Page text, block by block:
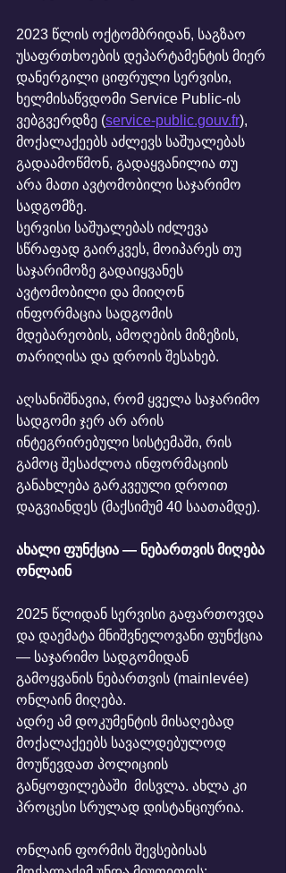
2023 წლის ოქტომბრიდან, საგზაო
უსაფრთხოების დეპარტამენტის მიერ
დანერგილი ციფრული სერვისი,
ხელმისაწვდომი Service Public-ის
ვებგვერდზე (service-public.gouv.fr),
მოქალაქეებს აძლევს საშუალებას
გადაამოწმონ, გადაყვანილია თუ
არა მათი ავტომობილი საჯარიმო
სადგომზე.
სერვისი საშუალებას იძლევა
სწრაფად გაირკვეს, მოიპარეს თუ
საჯარიმოზე გადაიყვანეს
ავტომობილი და მიიღონ
ინფორმაცია სადგომის
მდებარეობის, ამოღების მიზეზის,
თარიღისა და დროის შესახებ.
აღსანიშნავია, რომ ყველა საჯარიმო
სადგომი ჯერ არ არის
ინტეგრირებული სისტემაში, რის
გამოც შესაძლოა ინფორმაციის
განახლება გარკვეული დროით
დაგვიანდეს (მაქსიმუმ 40 საათამდე).
ახალი ფუნქცია — ნებართვის მიღება
ონლაინ
2025 წლიდან სერვისი გაფართოვდა
და დაემატა მნიშვნელოვანი ფუნქცია
— საჯარიმო სადგომიდან
გამოყვანის ნებართვის (mainlevée)
ონლაინ მიღება.
ადრე ამ დოკუმენტის მისაღებად
მოქალაქეებს სავალდებულოდ
მოუწევდათ პოლიციის
განყოფილებაში  მისვლა. ახლა კი
პროცესი სრულად დისტანციურია.
ონლაინ ფორმის შევსებისას